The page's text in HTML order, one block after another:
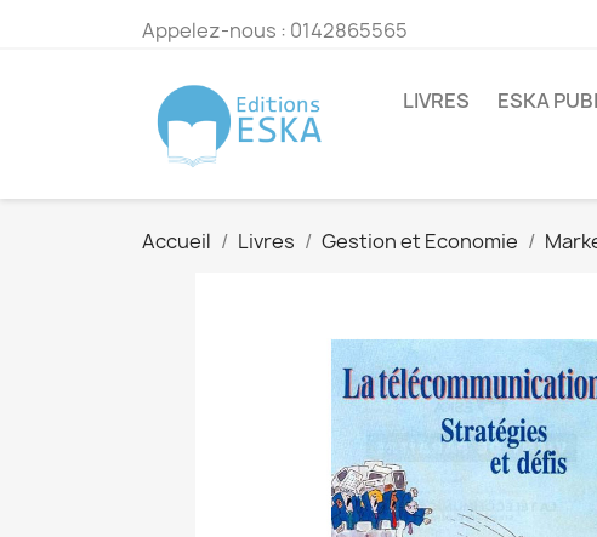
Appelez-nous : 0142865565
LIVRES ESKA
Accueil Livres Gestion et Economie